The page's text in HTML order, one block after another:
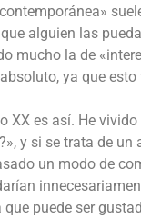
alguien las
mucho la de
ya que
XX es así. He
y si se trata de
un modo de
puede ser